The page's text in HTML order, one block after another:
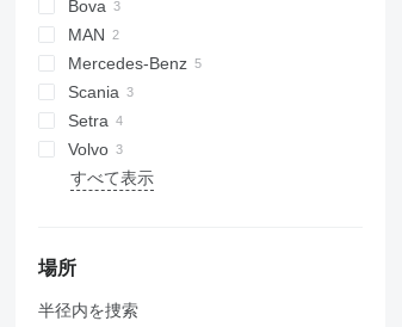
Bova
Futura
E-series
Liesse
MAN
Mercedes-Benz
Actros
Sprinter
Transliner
Civilian
Scania
Carrus
K-series
L-series
Setra
S-series
SG
Coaster
Volvo
B-series
すべて表示
場所
半径内を捜索